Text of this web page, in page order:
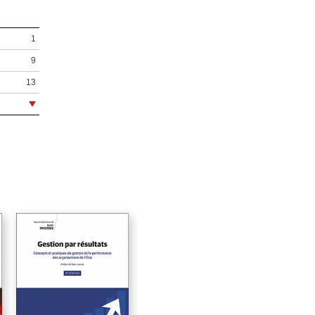
1
9
13
19
69
90